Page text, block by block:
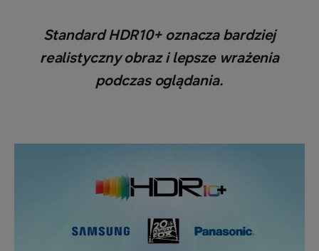
Standard HDR10+ oznacza bardziej
realistyczny obraz i lepsze wrażenia
podczas oglądania.